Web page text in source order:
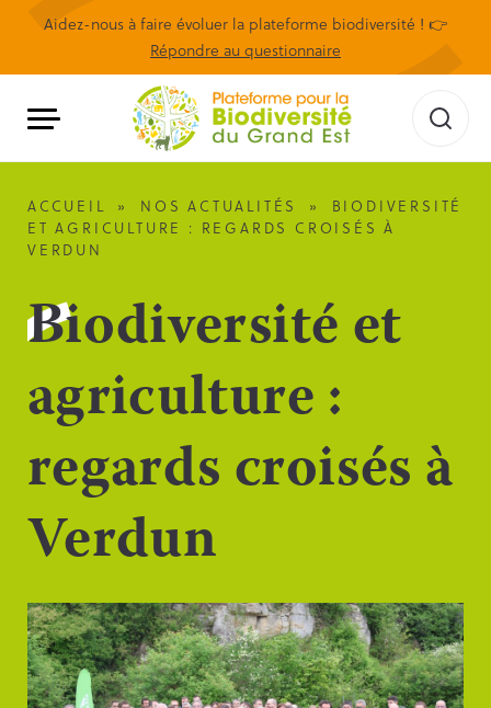
Aidez-nous à faire évoluer la plateforme biodiversité ! 👉
Répondre au questionnaire
ACCUEIL » NOS ACTUALITÉS »
BIODIVERSITÉ
ET AGRICULTURE : REGARDS CROISÉS À
VERDUN
Biodiversité et
agriculture :
regards croisés à
Verdun